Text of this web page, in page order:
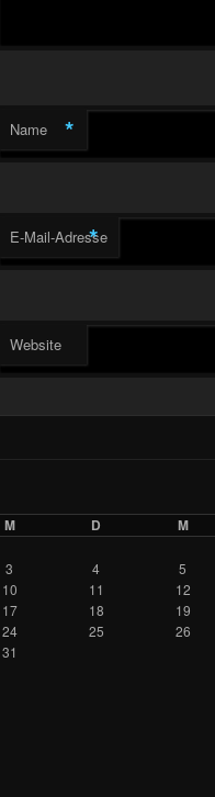
Name *
E-Mail-Adresse
*
Website
M D M
3
4 5
10
11 12
17
18 19
24
25 26
31